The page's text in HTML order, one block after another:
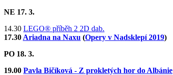
NE 17. 3.
14.30 LEGO® příběh 2 2D dab.
17.30 Ariadna na Naxu (Opery v Nadsklepí 2019)
PO 18. 3.
19.00 Pavla Bičíková - Z prokletých hor do Albánie